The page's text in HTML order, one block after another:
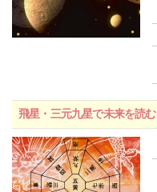
飛星・三元九星で未来を読